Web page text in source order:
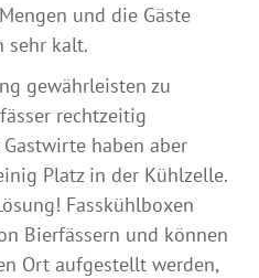
und die Gäste
sehr kalt.
gewährleisten zu
rechtzeitig
haben aber
Platz in der Kühlzelle.
Fasskühlboxen
Bierfässern und können
Ort aufgestellt werden,